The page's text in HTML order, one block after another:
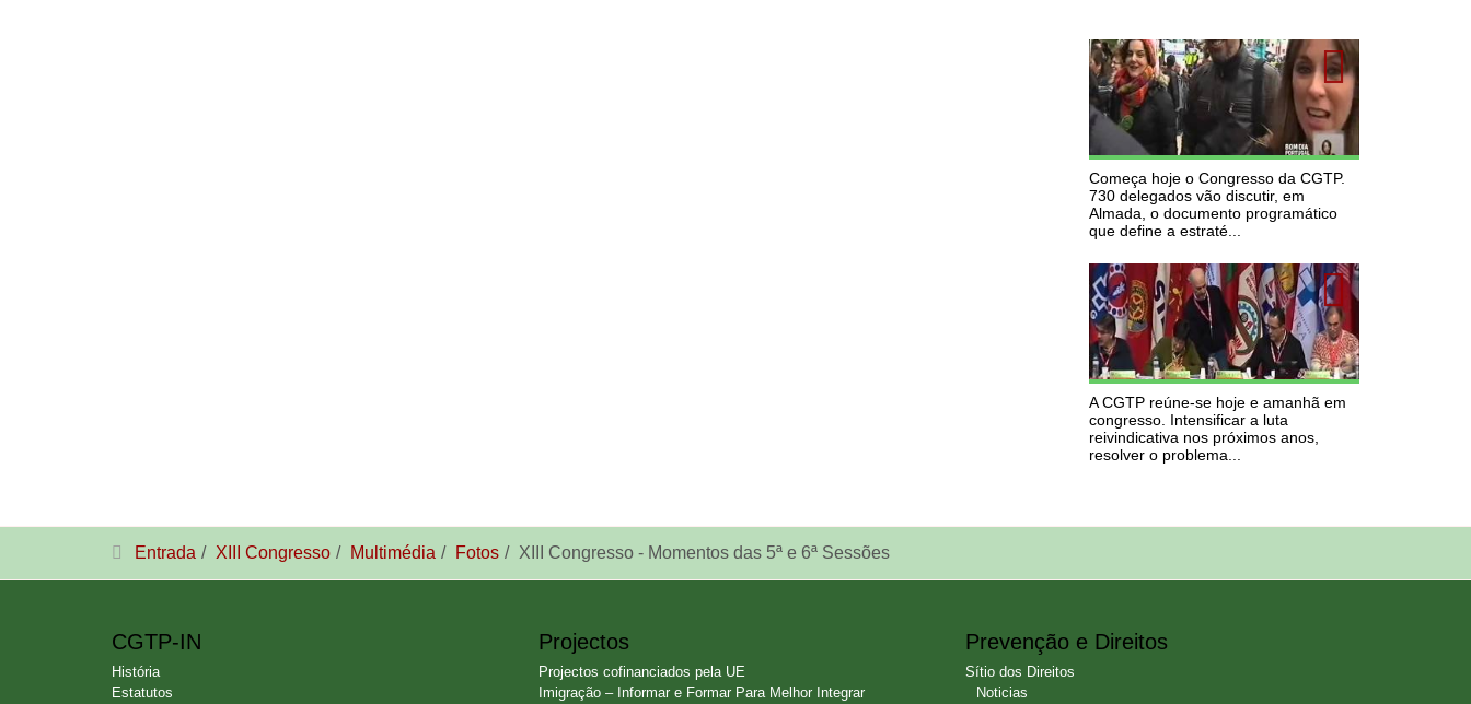
Começa hoje o Congresso da CGTP.
730 delegados vão discutir, em
Almada, o documento programático
que define a estraté...
A CGTP reúne-se hoje e amanhã em
congresso. Intensificar a luta
reivindicativa nos próximos anos,
resolver o problema...
Entrada XIII Congresso Multimédia Fotos XIII Congresso - Momentos das 5ª e 6ª Sessões
CGTP-IN
História
Estatutos
Projectos
Projectos cofinanciados pela UE
Imigração – Informar e Formar Para Melhor Integrar
Prevenção e Direitos
Sítio dos Direitos
Noticias